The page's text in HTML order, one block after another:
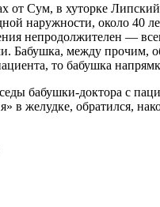
от Сум, в хуторке
наружности, около 40
непродолжителен —
Бабушка, между прочим,
то бабушка
бабушки-доктора с
в желудке, обратился,